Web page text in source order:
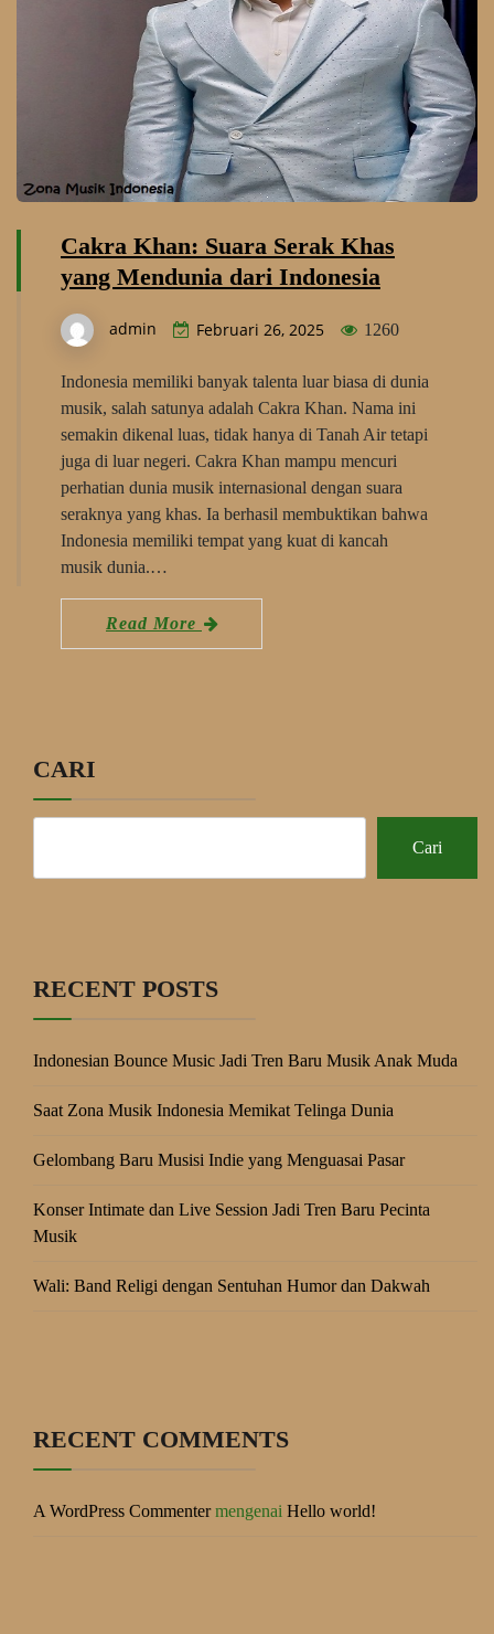
Cakra Khan: Suara Serak Khas
yang Mendunia dari Indonesia
admin Februari 26, 2025 1260
Indonesia memiliki banyak talenta luar biasa di dunia
musik, salah satunya adalah Cakra Khan. Nama ini
semakin dikenal luas, tidak hanya di Tanah Air tetapi
juga di luar negeri. Cakra Khan mampu mencuri
perhatian dunia musik internasional dengan suara
seraknya yang khas. Ia berhasil membuktikan bahwa
Indonesia memiliki tempat yang kuat di kancah
musik dunia.…
Read More
CARI
Cari
RECENT POSTS
Indonesian Bounce Music Jadi Tren Baru Musik Anak Muda
Saat Zona Musik Indonesia Memikat Telinga Dunia
Gelombang Baru Musisi Indie yang Menguasai Pasar
Konser Intimate dan Live Session Jadi Tren Baru Pecinta
Musik
Wali: Band Religi dengan Sentuhan Humor dan Dakwah
RECENT COMMENTS
A WordPress Commentermengenai Hello world!